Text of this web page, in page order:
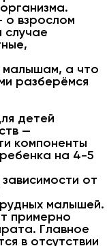
о взрослом
случае
а что
разберёмся
детей
—
компоненты
на 4-5
от
малышей.
примерно
Главное
в отсутствии